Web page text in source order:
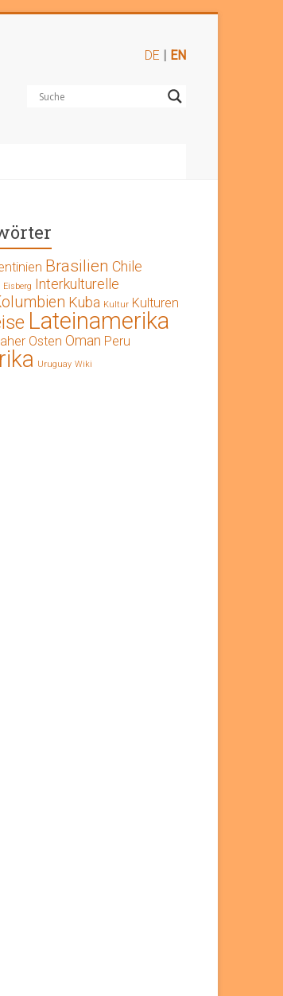
DE | EN
Brasilien Chile
Eisberg Interkulturelle
Kuba Kultur Kulturen
Lateinamerika
Osten Oman Peru
Uruguay Wiki